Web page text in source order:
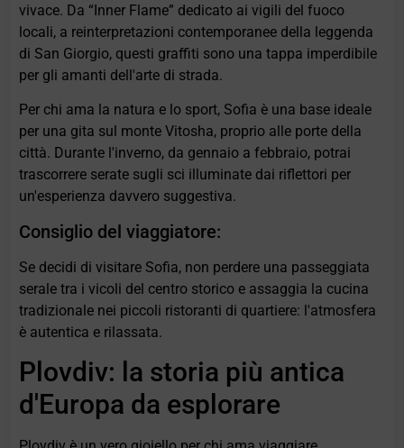
vivace. Da “Inner Flame” dedicato ai vigili del fuoco
locali, a reinterpretazioni contemporanee della leggenda
di San Giorgio, questi graffiti sono una tappa imperdibile
per gli amanti dell'arte di strada.
Per chi ama la natura e lo sport, Sofia è una base ideale
per una gita sul monte Vitosha, proprio alle porte della
città. Durante l'inverno, da gennaio a febbraio, potrai
trascorrere serate sugli sci illuminate dai riflettori per
un'esperienza davvero suggestiva.
Consiglio del viaggiatore:
Se decidi di visitare Sofia, non perdere una passeggiata
serale tra i vicoli del centro storico e assaggia la cucina
tradizionale nei piccoli ristoranti di quartiere: l'atmosfera
è autentica e rilassata.
Plovdiv: la storia più antica
d'Europa da esplorare